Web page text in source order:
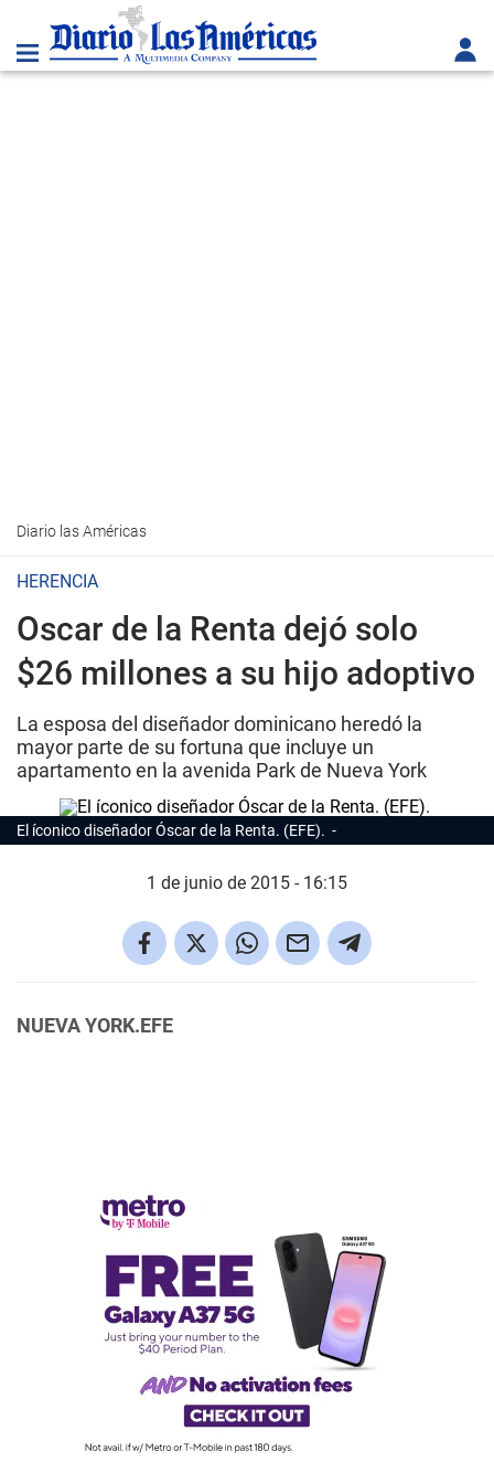
Diario las Américas
HERENCIA
Oscar de la Renta dejó solo
$26 millones a su hijo adoptivo
La esposa del diseñador dominicano heredó la
mayor parte de su fortuna que incluye un
apartamento en la avenida Park de Nueva York
El íconico diseñador Óscar de la Renta. (EFE).
1 de junio de 2015 - 16:15
NUEVA YORK.EFE